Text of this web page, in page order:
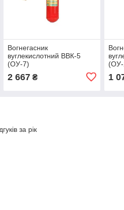
Вогнегасник
вуглекислотний ВВК-5
(ОУ-7)
2 667₴ 1
за рік